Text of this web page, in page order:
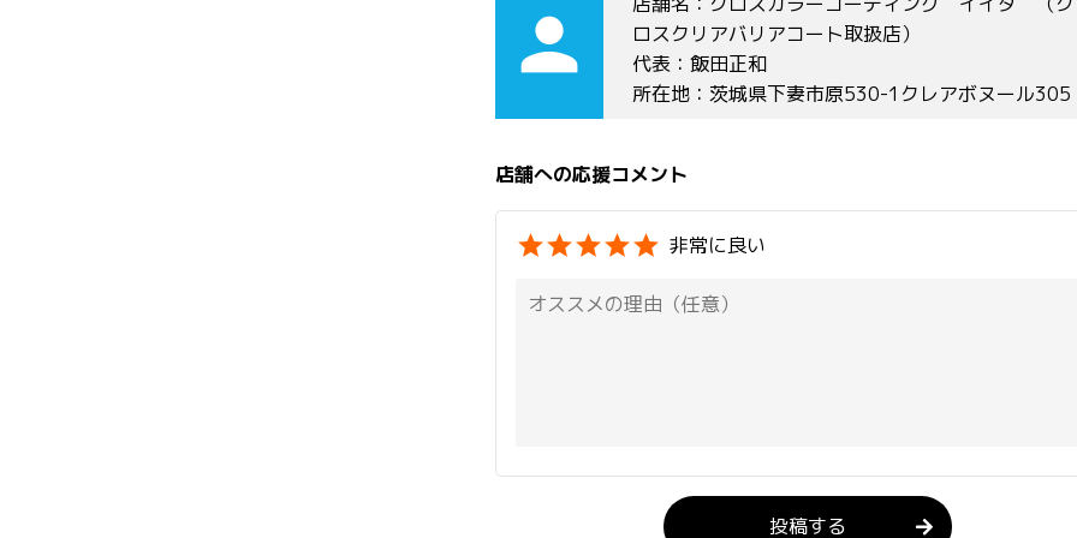
person
ロスクリアバリアコート取扱店）
代表：飯田正和
所在地：茨城県下妻市原530-1クレアボヌール305
店舗への応援コメント
非常に良い
投稿する